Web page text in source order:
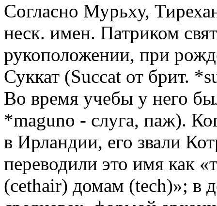
Согласно Мурьху,
неск. имен. Патриком
рукоположении, при
Суккат (Succat от брит.
Во время учебы у него
*maguno - слуга, паж).
в Ирландии, его звали
переводили это имя как
(cethair) домам (tech)»; в